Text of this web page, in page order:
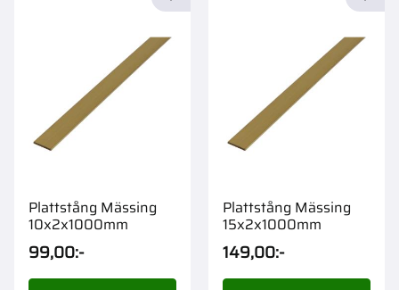
Plattstång Mässing
10x2x1000mm
99,00:-
Plattstång Mässing
15x2x1000mm
149,00:-